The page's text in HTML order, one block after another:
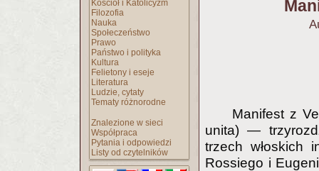
Kościół i Katolicyzm
Filozofia
Nauka
Społeczeństwo
Prawo
Państwo i polityka
Kultura
Felietony i eseje
Literatura
Ludzie, cytaty
Tematy różnorodne
Znalezione w sieci
Współpraca
Pytania i odpowiedzi
Listy od czytelników
Manifest z
unita) —
trzech włoskich
Rossiego i